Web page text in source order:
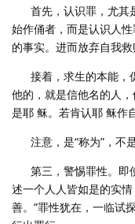
首先，认识罪，尤其
始作俑者，而是认识人
的事实。进而放弃自我救
接着，求生的本能，
他的，就是信他名的人
是耶 稣。若肯认耶 稣作
注意，是“称为”，不是
第三，警惕罪性。即
述一个人人皆如是的实
善。”罪性犹在，一临试